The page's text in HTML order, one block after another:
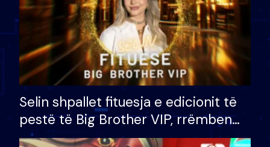
Selin shpallet fituesja e edicionit të
pestë të Big Brother VIP, rrëmben
çmimin e madh prej 100 mijë eurosh